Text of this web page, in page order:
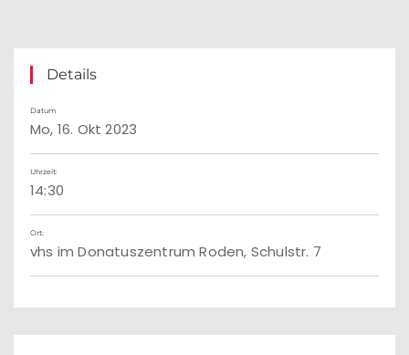
Details
Datum
Mo, 16. Okt 2023
Uhrzeit:
14:30
Ort:
vhs im Donatuszentrum Roden, Schulstr. 7